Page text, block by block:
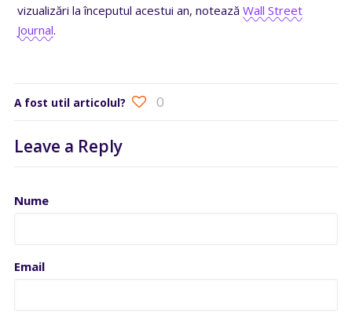
vizualizări la începutul acestui an, noteazăWall Street
Journal.
A fost util articolul? 0
Leave a Reply
Nume
Email